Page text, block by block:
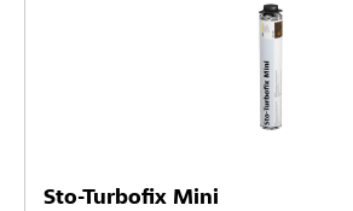
Sto-Turbofix Mini